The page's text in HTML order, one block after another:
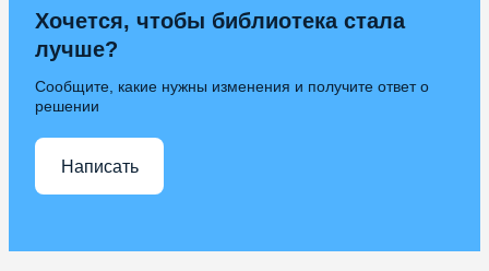
Хочется, чтобы библиотека стала
лучше?
Сообщите, какие нужны изменения и получите ответ о
решении
Написать